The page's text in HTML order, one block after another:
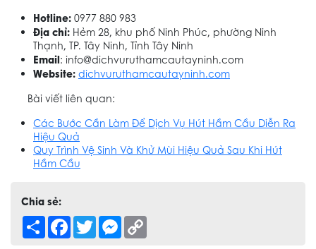
Hotline: 0977 880 983
Địa chỉ: Hẻm 28, khu phố Ninh Phúc, phường Ninh
Thạnh, TP. Tây Ninh, Tỉnh Tây Ninh
Email: info@dichvuruthamcautayninh.com
Website: dichvuruthamcautayninh.com
Bài viết liên quan:
Các Bước Cần Làm Để Dịch Vụ Hút Hầm Cầu Diễn Ra
Hiệu Quả
Quy Trình Vệ Sinh Và Khử Mùi Hiệu Quả Sau Khi Hút
Hầm Cầu
Chia sẻ:
Share Facebook
TwitterMessenger